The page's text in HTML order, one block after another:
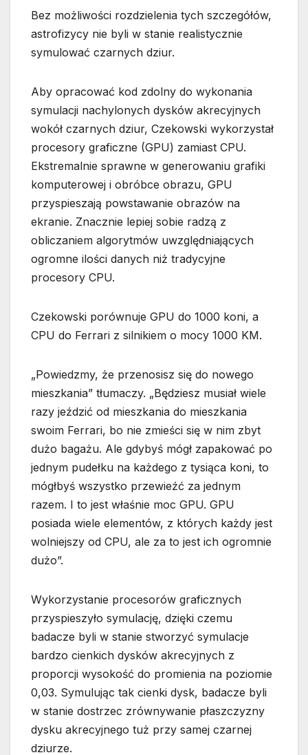
Bez możliwości rozdzielenia tych szczegółów,
astrofizycy nie byli w stanie realistycznie
symulować czarnych dziur.
Aby opracować kod zdolny do wykonania
symulacji nachylonych dysków akrecyjnych
wokół czarnych dziur, Czekowski wykorzystał
procesory graficzne (GPU) zamiast CPU.
Ekstremalnie sprawne w generowaniu grafiki
komputerowej i obróbce obrazu, GPU
przyspieszają powstawanie obrazów na
ekranie. Znacznie lepiej sobie radzą z
obliczaniem algorytmów uwzględniających
ogromne ilości danych niż tradycyjne
procesory CPU.
Czekowski porównuje GPU do 1000 koni, a
CPU do Ferrari z silnikiem o mocy 1000 KM.
„Powiedzmy, że przenosisz się do nowego
mieszkania” tłumaczy. „Będziesz musiał wiele
razy jeździć od mieszkania do mieszkania
swoim Ferrari, bo nie zmieści się w nim zbyt
dużo bagażu. Ale gdybyś mógł zapakować po
jednym pudełku na każdego z tysiąca koni, to
mógłbyś wszystko przewieźć za jednym
razem. I to jest właśnie moc GPU. GPU
posiada wiele elementów, z których każdy jest
wolniejszy od CPU, ale za to jest ich ogromnie
dużo”.
Wykorzystanie procesorów graficznych
przyspieszyło symulację, dzięki czemu
badacze byli w stanie stworzyć symulacje
bardzo cienkich dysków akrecyjnych z
proporcji wysokość do promienia na poziomie
0,03. Symulując tak cienki dysk, badacze byli
w stanie dostrzec zrównywanie płaszczyzny
dysku akrecyjnego tuż przy samej czarnej
dziurze.